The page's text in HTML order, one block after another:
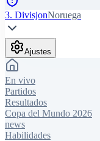
3. DivisjonNoruega
Ajustes
En vivo
Partidos
Resultados
Copa del Mundo 2026
news
Habilidades